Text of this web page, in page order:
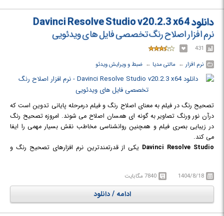
Resolve است که به نام Davinci Resolve Lite معروف است. مهم ترین
خصوصیت Davinci Resolve را می توان سرعت بی نظیر این برنامه دانست.
دانلود Davinci Resolve Studio v20.2.3 x64
نرم افزار اصلاح رنگ تخصصی فایل های ویدئویی
431
نرم افزار ← ‏ مالتی مدیا ← ‏ ضبط و ویرایش ویدئو
تصحیح رنگ در فیلم به معنای اصلاح رنگ و فیلم درمرحله پایانی تدوین است که
درآن نور ورنگ تصاویر به گونه ای همسان اصلاح می شوند. امروزه تصحیح رنگ
در زیبایی بصری فیلم و همچنین روانشناسی مخاطب نقش بسیار مهمی را ایفا
می کند.
Davinci Resolve Studio یکی از قدرتمندترین نرم افزارهای تصحیح رنگ و
اصلاح رنگ (Color Correction) قرار داده است. با استفاده از این نرم افزار حرفه
ای، هزاران قابلیت و امکانات ویژه فقط و فقط برای اصلاح رنگ، در اختیار خواهید
داشت تا بتوانید به بهترین نحو ممکن خروجی مناسبی از ویدیو‌های خود به
دست آورید. لازم به ذکر است Davinci Resolve Studio از سه بخش تشکیل
1404/8/18 7840 مگابایت
ادامه / دانلود